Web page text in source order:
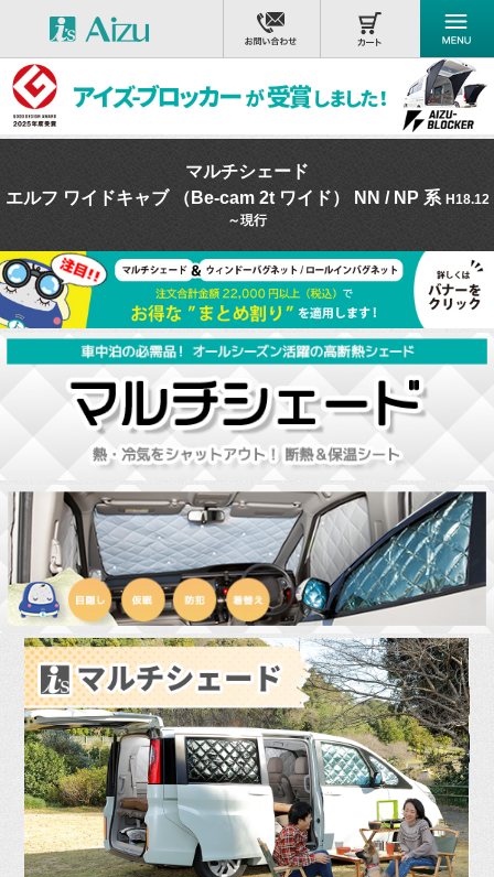
マルチシェード
エルフ ワイドキャブ （Be-cam 2t ワイド） NN / NP 系 H18.12
～現行